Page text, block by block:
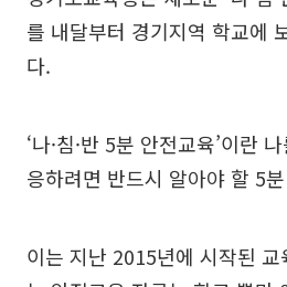
를 내달부터 경기지역 학교에
다.
‘나·침·반 5분 안전교육’이란
응하려면 반드시 알아야 할 5
이는 지난 2015년에 시작된